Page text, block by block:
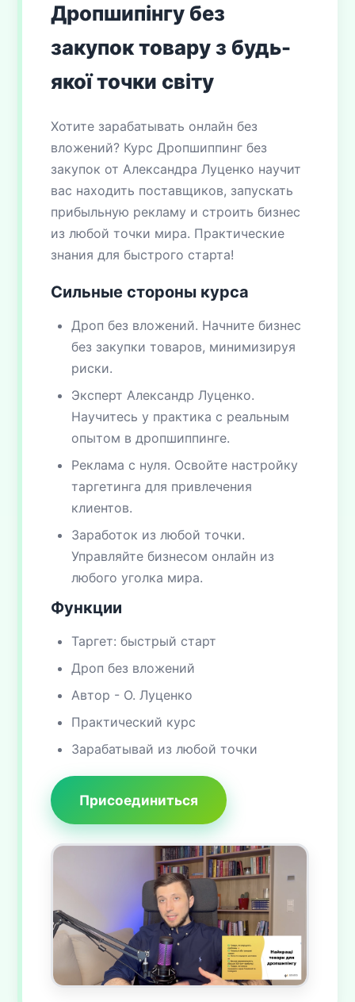
Дропшипінгу без
закупок товару з будь-
якої точки світу
Хотите зарабатывать онлайн без
вложений? Курс Дропшиппинг без
закупок от Александра Луценко научит
вас находить поставщиков, запускать
прибыльную рекламу и строить бизнес
из любой точки мира. Практические
знания для быстрого старта!
Сильные стороны курса
Дроп без вложений. Начните бизнес
без закупки товаров, минимизируя
риски.
Эксперт Александр Луценко.
Научитесь у практика с реальным
опытом в дропшиппинге.
Реклама с нуля. Освойте настройку
таргетинга для привлечения
клиентов.
Заработок из любой точки.
Управляйте бизнесом онлайн из
любого уголка мира.
Функции
Таргет: быстрый старт
Дроп без вложений
Автор - О. Луценко
Практический курс
Зарабатывай из любой точки
Присоединиться